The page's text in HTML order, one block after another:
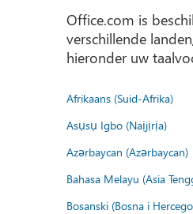
Office.com is
verschillende
hieronder uw
Afrikaans (Suid-Afrika)
Asụsụ Igbo (Naịjịrịa)
Azərbaycan (Azərbaycan)
Bahasa Melayu (Asia
Bosanski (Bosna i